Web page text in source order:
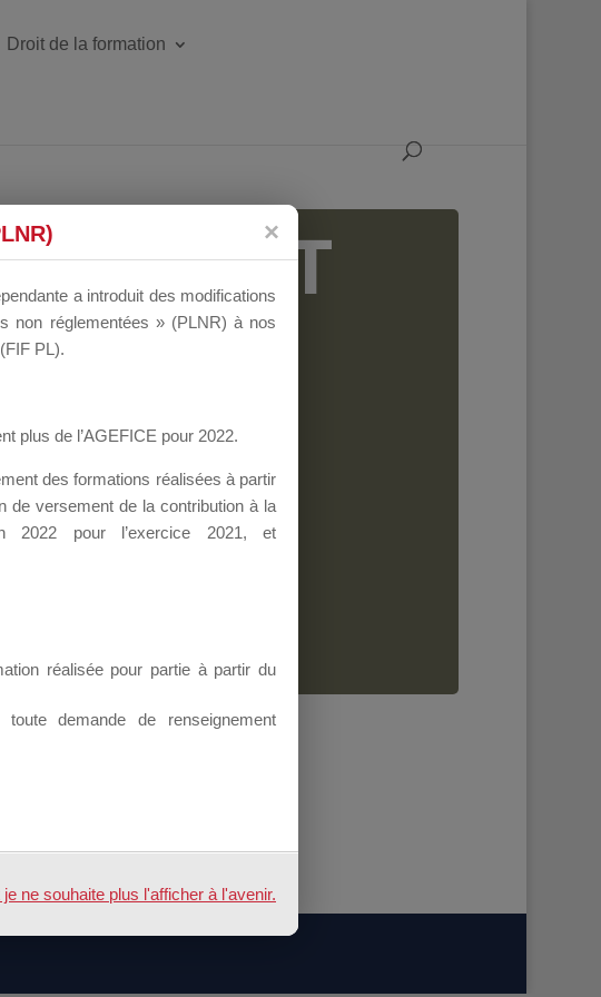
Droit de la formation
Mallette du Dirigeant.
une question.
a introduit des modifications
non réglementées » (PLNR) à nos
PL).
plus de l’AGEFICE pour 2022.
des formations réalisées à partir
de versement de la contribution à la
2022 pour l’exercice 2021, et
réalisée pour partie à partir du
demande de renseignement
ne souhaite plus l'afficher à l'avenir.